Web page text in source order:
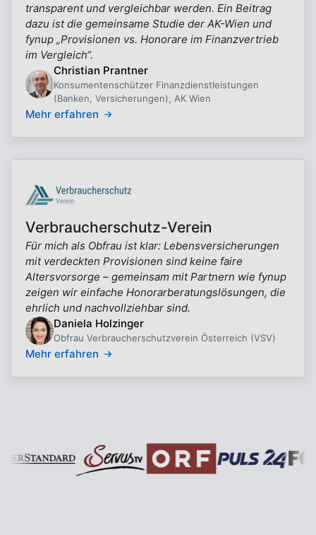
transparent und vergleichbar werden. Ein Beitrag
dazu ist die gemeinsame Studie der AK-Wien und
fynup „Provisionen vs. Honorare im Finanzvertrieb
im Vergleich“.
Christian Prantner
Konsumentenschützer Finanzdienstleistungen
(Banken, Versicherungen), AK Wien
Mehr erfahren
Verbraucherschutz-Verein
Für mich als Obfrau ist klar: Lebensversicherungen
mit verdeckten Provisionen sind keine faire
Altersvorsorge – gemeinsam mit Partnern wie fynup
zeigen wir einfache Honorarberatungslösungen, die
ehrlich und nachvollziehbar sind.
Daniela Holzinger
Obfrau Verbraucherschutzverein Österreich (VSV)
Mehr erfahren